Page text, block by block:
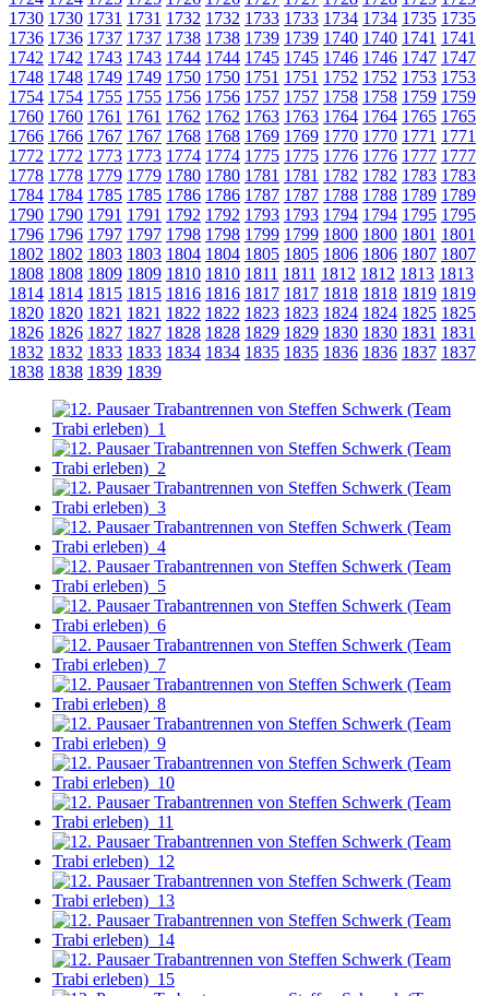
1730 1730 1731 1731 1732 1732 1733 1733 1734 1734 1735 1735
1736 1736 1737 1737 1738 1738 1739 1739 1740 1740 1741 1741
1742 1742 1743 1743 1744 1744 1745 1745 1746 1746 1747 1747
1748 1748 1749 1749 1750 1750 1751 1751 1752 1752 1753 1753
1754 1754 1755 1755 1756 1756 1757 1757 1758 1758 1759 1759
1760 1760 1761 1761 1762 1762 1763 1763 1764 1764 1765 1765
1766 1766 1767 1767 1768 1768 1769 1769 1770 1770 1771 1771
1772 1772 1773 1773 1774 1774 1775 1775 1776 1776 1777 1777
1778 1778 1779 1779 1780 1780 1781 1781 1782 1782 1783 1783
1784 1784 1785 1785 1786 1786 1787 1787 1788 1788 1789 1789
1790 1790 1791 1791 1792 1792 1793 1793 1794 1794 1795 1795
1796 1796 1797 1797 1798 1798 1799 1799 1800 1800 1801 1801
1802 1802 1803 1803 1804 1804 1805 1805 1806 1806 1807 1807
1808 1808 1809 1809 1810 1810 1811 1811 1812 1812 1813 1813
1814 1814 1815 1815 1816 1816 1817 1817 1818 1818 1819 1819
1820 1820 1821 1821 1822 1822 1823 1823 1824 1824 1825 1825
1826 1826 1827 1827 1828 1828 1829 1829 1830 1830 1831 1831
1832 1832 1833 1833 1834 1834 1835 1835 1836 1836 1837 1837
1838 1838 1839 1839